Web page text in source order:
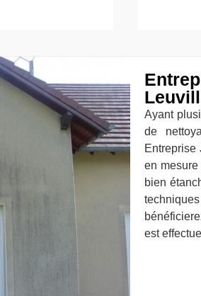
Ayant
de
Entreprise
en
bien
est